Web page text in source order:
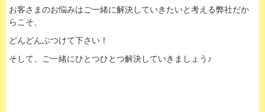
お客さまのお悩みはご一緒に解決していきたいと考える弊社だか
らこそ、
どんどんぶつけて下さい！
そして、ご一緒にひとつひとつ解決していきましょう♪